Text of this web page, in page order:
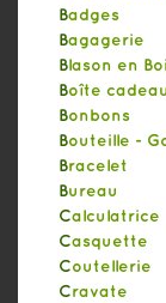
Badges
Bagagerie
Blason en
Boîte cadeau
Bonbons
Bouteille -
Bracelet
Bureau
Calculatrice
Casquette
Coutellerie
Cravate